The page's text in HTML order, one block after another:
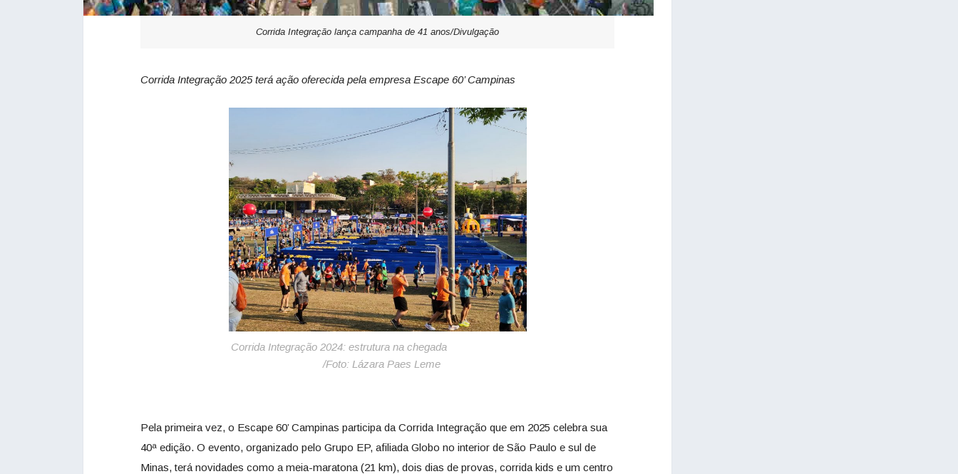
Corrida Integração lança campanha de 41 anos/Divulgação
Corrida Integração 2025 terá ação oferecida pela empresa Escape 60’ Campinas
Corrida Integração 2024: estrutura na chegada
/Foto: Lázara Paes Leme
Pela primeira vez, o Escape 60’ Campinas participa da Corrida Integração que em 2025 celebra sua
40ª edição. O evento, organizado pelo Grupo EP, afiliada Globo no interior de São Paulo e sul de
Minas, terá novidades como a meia-maratona (21 km), dois dias de provas, corrida kids e um centro